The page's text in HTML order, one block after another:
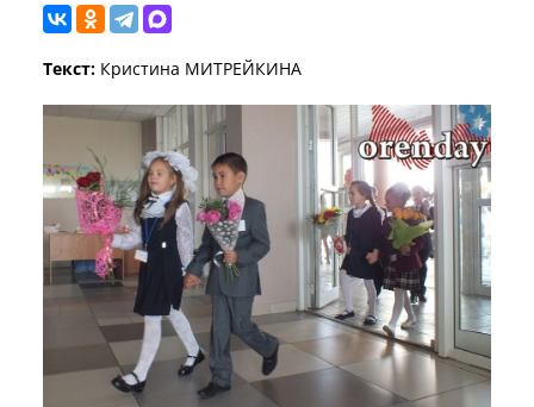
Текст: Кристина МИТРЕЙКИНА